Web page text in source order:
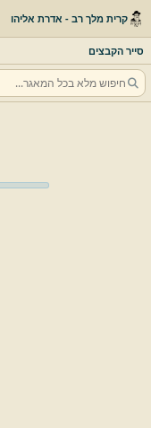
קרית מלך רב - אדרת אליהו
סייר הקבצים